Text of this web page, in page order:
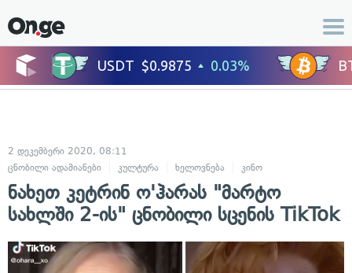
2 დეკემბერი 2020, 08:11
ცნობილი ადამიანები
კულტურა ხელოვნება კინო
ნახეთ კეტრინ ო'ჰარას "მარტო
სახლში 2-ის" ცნობილი სცენის TikTok